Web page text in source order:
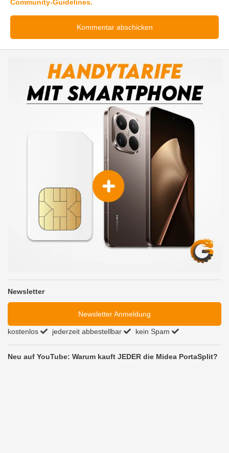
Community-Guidelines.
Newsletter
Newsletter Anmeldung
kostenlos jederzeit abbestellbar kein Spam
Neu auf YouTube: Warum kauft JEDER die Midea PortaSplit?